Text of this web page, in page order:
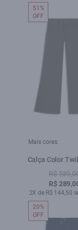
Mais cores:
Calça Color
Patheph Verde
R$
R$
2X de R$ 144,50
51%
OFF
20%
OFF